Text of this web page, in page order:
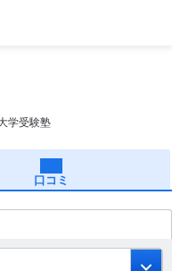
学受験塾
口コミ